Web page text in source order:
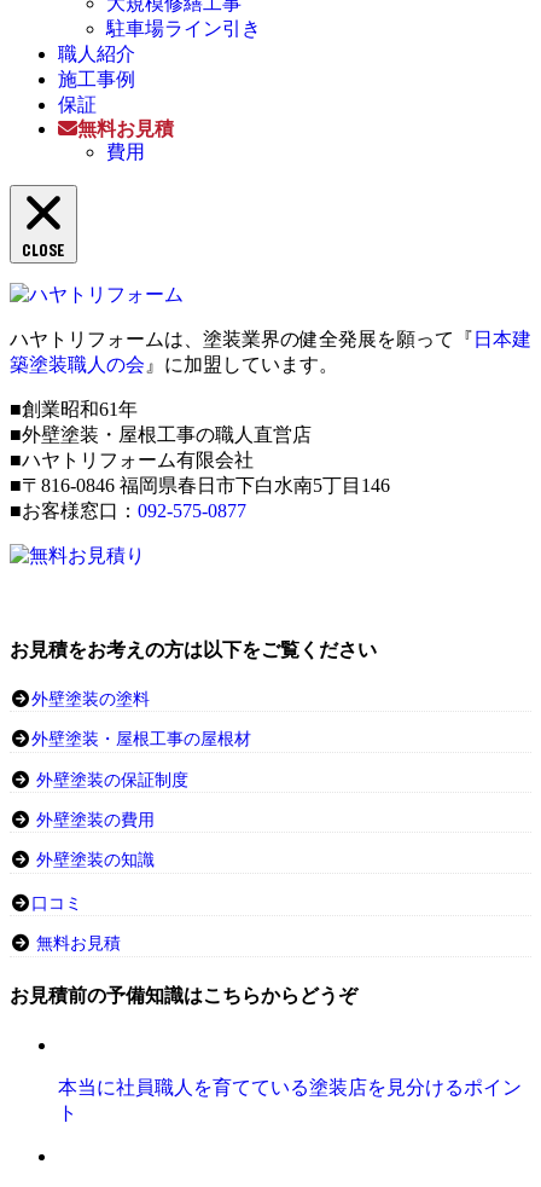
駐車場ライン引き
職人紹介
施工事例
保証
無料お見積
費用
CLOSE
ハヤトリフォームは、塗装業界の健全発展を願って『 日本建
築塗装職人の会 』に加盟しています。
■創業昭和61年
■外壁塗装・屋根工事の職人直営店
■ハヤトリフォーム有限会社
■〒816-0846 福岡県春日市下白水南5丁目146
■お客様窓口： 092-575-0877
お見積をお考えの方は以下をご覧ください
外壁塗装の塗料
外壁塗装・屋根工事の屋根材
外壁塗装の保証制度
外壁塗装の費用
外壁塗装の知識
口コミ
無料お見積
お見積前の予備知識はこちらからどうぞ
本当に社員職人を育てている塗装店を見分けるポイン
ト